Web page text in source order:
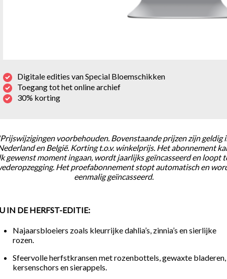
Digitale edities van Special Bloemschikken
Toegang tot het online archief
30% korting
voorbehouden. Bovenstaande prijzen zijn geldig
en België. Korting t.o.v. winkelprijs. Het abonnement
gewenst moment ingaan, wordt jaarlijks geïncasseerd en loopt
Het proefabonnement stopt automatisch en
eenmalig geïncasseerd.
IN DE HERFST-EDITIE:
Najaarsbloeiers zoals kleurrijke dahlia’s, zinnia’s en sierlijke
rozen.
Sfeervolle herfstkransen met rozenbottels, gewaxte bladeren,
kersenschors en sierappels.